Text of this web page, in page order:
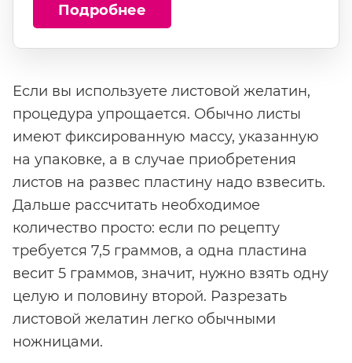
Подробнее
Если вы используете листовой желатин,
процедура упрощается. Обычно листы
имеют фиксированную массу, указанную
на упаковке, а в случае приобретения
листов на развес пластину надо взвесить.
Дальше рассчитать необходимое
количество просто: если по рецепту
требуется 7,5 граммов, а одна пластина
весит 5 граммов, значит, нужно взять одну
целую и половину второй. Разрезать
листовой желатин легко обычными
ножницами.